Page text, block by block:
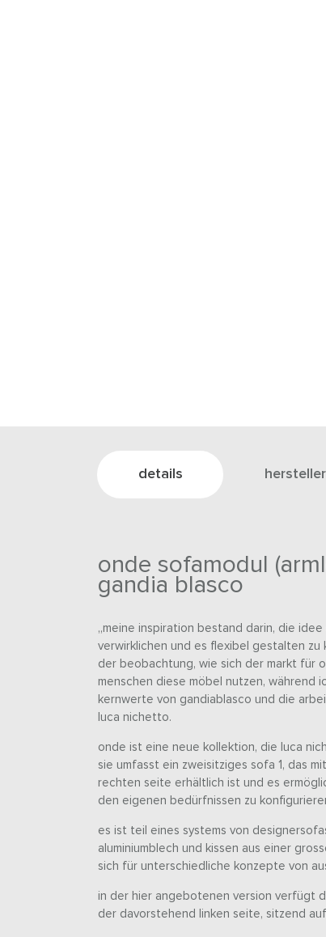
details hersteller
onde sofamodul
gandia blasco
„meine inspiration bestand darin, die
verwirklichen und es flexibel gestalten
der beobachtung, wie sich der markt für
menschen diese möbel nutzen, während
kernwerte von gandiablasco und die
luca nichetto.
onde ist eine neue kollektion, die luca
sie umfasst ein zweisitziges sofa 1, das
rechten seite erhältlich ist und es
den eigenen bedürfnissen zu
es ist teil eines systems von
aluminiumblech und kissen aus einer
sich für unterschiedliche konzepte von
in der hier angebotenen version verfügt
der davorstehend linken seite, sitzend